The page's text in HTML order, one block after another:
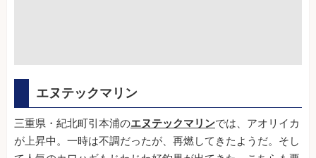
エヌテックマリン
三重県・紀北町引本浦のエヌテックマリンでは、アオリイカ
が上昇中。一時は不調だったが、再燃してきたようだ。そし